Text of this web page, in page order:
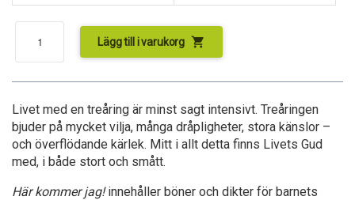
Lägg till i varukorg shopping_cart
Livet med en treåring är minst sagt intensivt. Treåringen
bjuder på mycket vilja, många dråpligheter, stora känslor –
och överflödande kärlek. Mitt i allt detta finns Livets Gud
med, i både stort och smått.
Här kommer jag!innehåller böner och dikter för barnets